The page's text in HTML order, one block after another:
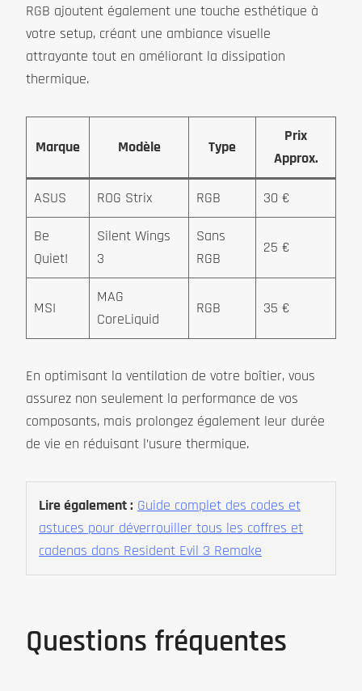
RGB ajoutent également une touche esthétique à
votre setup, créant une ambiance visuelle
attrayante tout en améliorant la dissipation
thermique.
Marque Modèle Type
Prix
Approx.
ASUS ROG Strix RGB 30 €
Be
Quiet!
Silent Wings
3
Sans
RGB
25 €
MSI
MAG
CoreLiquid
RGB 35 €
En optimisant la ventilation de votre boîtier, vous
assurez non seulement la performance de vos
composants, mais prolongez également leur durée
de vie en réduisant l’usure thermique.
Lire également : Guide complet des codes et
astuces pour déverrouiller tous les coffres et
cadenas dans Resident Evil 3 Remake
Questions fréquentes